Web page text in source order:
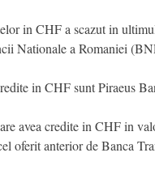
in CHF a scazut in
Nationale a Romaniei
in CHF sunt Piraeus
avea credite in CHF in
oferit anterior de Banca